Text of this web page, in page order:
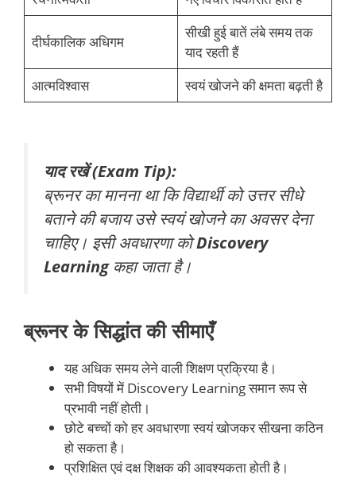
दीर्घकालिक अधिगम
सीखी हुई बातें लंबे समय तक
याद रहती हैं
आत्मविश्वास
स्वयं खोजने की क्षमता बढ़ती है
याद रखें (Exam Tip):
ब्रूनर का मानना था कि विद्यार्थी को उत्तर सीधे
बताने की बजाय उसे स्वयं खोजने का अवसर देना
चाहिए। इसी अवधारणा कोDiscovery
Learningकहा जाता है।
ब्रूनर के सिद्धांत की सीमाएँ
यह अधिक समय लेने वाली शिक्षण प्रक्रिया है।
सभी विषयों में Discovery Learning समान रूप से
प्रभावी नहीं होती।
छोटे बच्चों को हर अवधारणा स्वयं खोजकर सीखना कठिन
हो सकता है।
प्रशिक्षित एवं दक्ष शिक्षक की आवश्यकता होती है।